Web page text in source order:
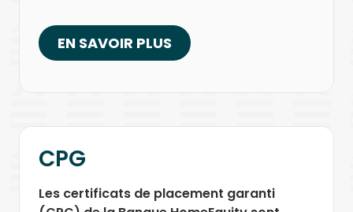
EN SAVOIR PLUS
CPG
Les certificats de placement garanti